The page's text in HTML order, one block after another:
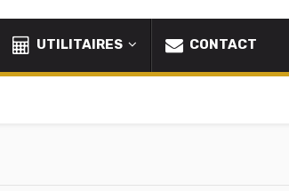
UTILITAIRES CONTACT